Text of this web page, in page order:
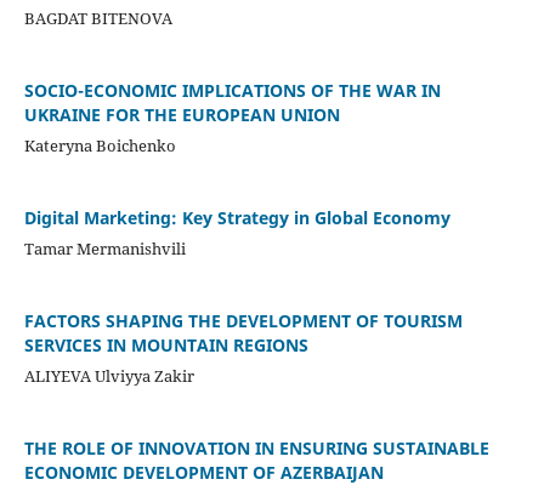
BAGDAT BITENOVA
SOCIO-ECONOMIC IMPLICATIONS OF THE WAR IN
UKRAINE FOR THE EUROPEAN UNION
Kateryna Boichenko
Digital Marketing: Key Strategy in Global Economy
Tamar Mermanishvili
FACTORS SHAPING THE DEVELOPMENT OF TOURISM
SERVICES IN MOUNTAIN REGIONS
ALIYEVA Ulviyya Zakir
THE ROLE OF INNOVATION IN ENSURING SUSTAINABLE
ECONOMIC DEVELOPMENT OF AZERBAIJAN